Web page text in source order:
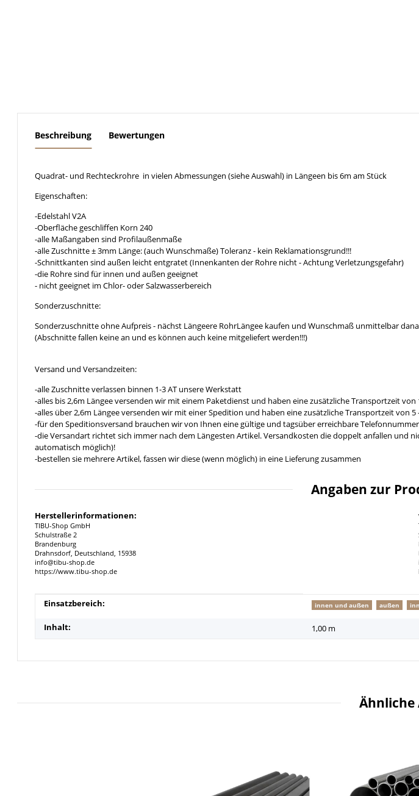
Beschreibung Bewertungen
Quadrat- und Rechteckrohre in vielen Abmessungen (siehe Auswahl) in Längeen bis 6m am Stück
Eigenschaften:
-Edelstahl V2A
-Oberfläche geschliffen Korn 240
-alle Maßangaben sind Profilaußenmaße
-alle Zuschnitte ± 3mm Länge: (auch Wunschmaße) Toleranz - kein Reklamationsgrund!!!
-Schnittkanten sind außen leicht entgratet (Innenkanten der Rohre nicht - Achtung Verletzungsgefahr)
-die Rohre sind für innen und außen geeignet
- nicht geeignet im Chlor- oder Salzwasserbereich
Sonderzuschnitte:
Sonderzuschnitte ohne Aufpreis - nächst Längeere RohrLängee kaufen und Wunschmaß unmittelbar
(Abschnitte fallen keine an und es können auch keine mitgeliefert werden!!!)
Versand und Versandzeiten:
-alle Zuschnitte verlassen binnen 1-3 AT unsere Werkstatt
-alles bis 2,6m Längee versenden wir mit einem Paketdienst und haben eine zusätzliche Transportzeit von
-alles über 2,6m Längee versenden wir mit einer Spedition und haben eine zusätzliche Transportzeit von 5
-für den Speditionsversand brauchen wir von Ihnen eine gültige und tagsüber erreichbare
-die Versandart richtet sich immer nach dem Längesten Artikel. Versandkosten die doppelt anfallen
automatisch möglich)!
-bestellen sie mehrere Artikel, fassen wir diese (wenn möglich) in eine Lieferung zusammen
Angaben zur
Herstellerinformationen:
TIBU-Shop GmbH
Schulstraße 2
Brandenburg
Drahnsdorf, Deutschland, 15938
info@tibu-shop.de
https://www.tibu-shop.de
Produkteigenschaft
Wert
Einsatzbereich: innen und außen außen
Inhalt: 1,00 m